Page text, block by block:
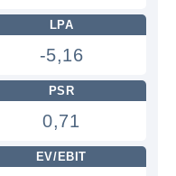
LPA
-5,16
PSR
0,71
EV/EBIT